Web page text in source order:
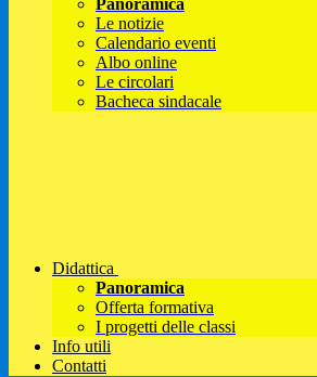
Panoramica
Le notizie
Calendario eventi
Albo online
Le circolari
Bacheca sindacale
Didattica
Panoramica
Offerta formativa
I progetti delle classi
Info utili
Contatti